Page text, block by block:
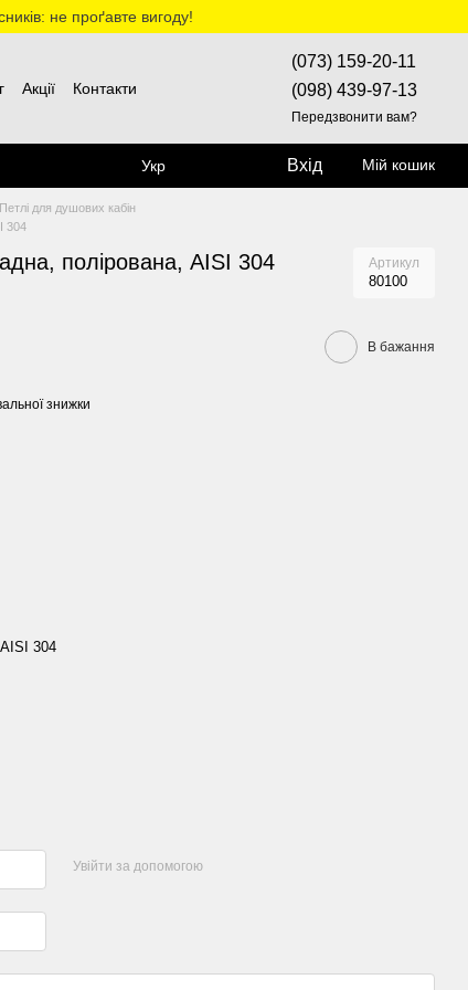
не проґавте вигоду!
Акції Контакти
(073) 159-20-11
(098) 439-97-13
Передзвонити вам?
Укр Вхід Мій кошик
Петлі для душових кабін
304
полірована, AISI 304 Артикул
80100
В бажання
знижки
304
Увійти за допомогою